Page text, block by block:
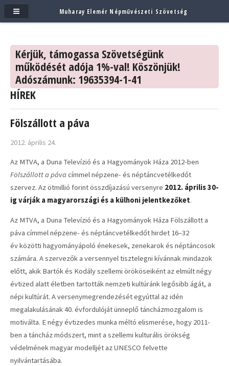
Kérjük, támogassa Szövetségünk
működését adója 1%-val! Köszönjük!
Adószámunk: 19635394-1-41
HÍREK
Fölszállott a páva
2012. április 24.
Az MTVA, a Duna Televízió és a Hagyományok Háza 2012-ben
Fölszállott a pávacímmel népzene- és néptáncvetélkedőt
szervez. Az ötmillió forint összdíjazású versenyre 2012. április 30-
ig várják a magyarországi és a külhoni jelentkezőket.
Az MTVA, a Duna Televízió és a Hagyományok Háza Fölszállott a
páva címmel népzene- és néptáncvetélkedőt hirdet 16–32
év közötti hagyományápoló énekesek, zenekarok és néptáncosok
számára. A szervezők a versennyel tisztelegni kívánnak mindazok
előtt, akik Bartók és Kodály szellemi örököseiként az elmúlt négy
évtized alatt életben tartották nemzeti kultúránk legősibb ágát, a
népi kultúrát. A versenymegrendezését egyúttal az idén
megalakulásának 40. évfordulóját ünneplő táncházmozgalom is
motiválta. E négy évtizedes munka méltó elismerése, hogy 2011-
ben a táncház módszert, mint a szellemi kulturális örökség
védelmének magyar modelljét az UNESCO felvette
nyilvántartásába.
Muharay Elemér Népművészeti Szövetség